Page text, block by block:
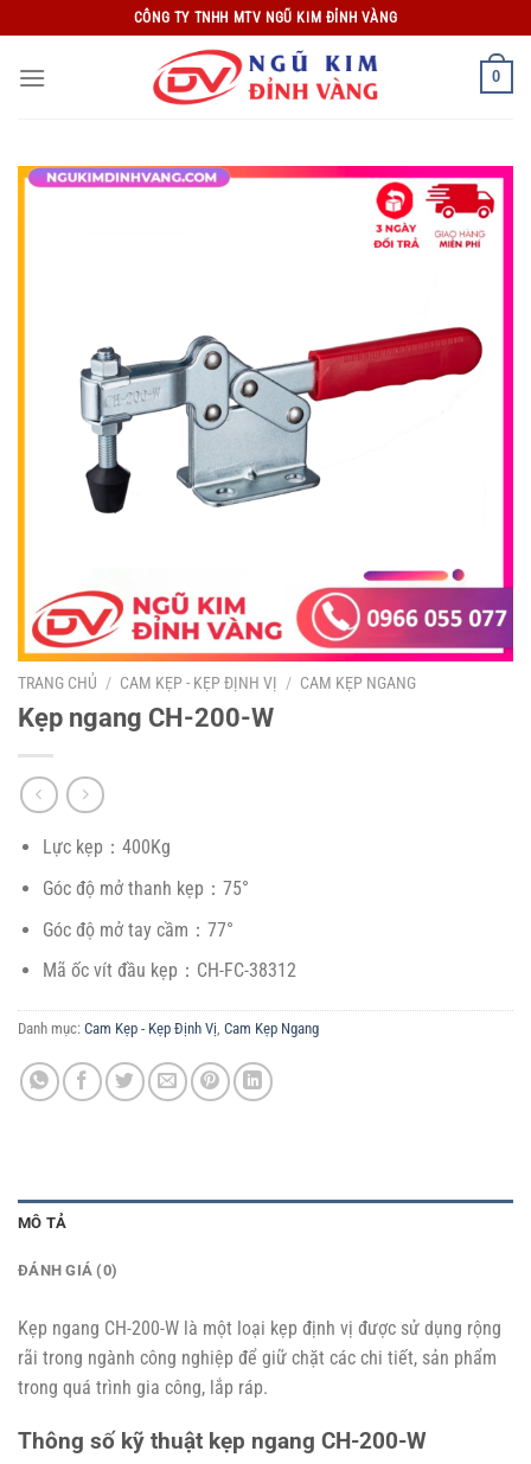
qua
nội
CÔNG TY TNHH MTV NGŨ KIM ĐỈNH VÀNG
0
TRANG CHỦ / CAM KẸP - KẸP ĐỊNH VỊ / CAM KẸP NGANG
Kẹp ngang CH-200-W
Lực kẹp：400Kg
Góc độ mở thanh kẹp：75°
Góc độ mở tay cầm：77°
Mã ốc vít đầu kẹp：CH-FC-38312
Danh mục: Cam Kẹp - Kẹp Định Vị, Cam Kẹp Ngang
MÔ TẢ
ĐÁNH GIÁ (0)
Kẹp ngang CH-200-W là một loại kẹp định vị được sử dụng rộng
rãi trong ngành công nghiệp để giữ chặt các chi tiết, sản phẩm
trong quá trình gia công, lắp ráp.
Thông số kỹ thuật kẹp ngang CH-200-W